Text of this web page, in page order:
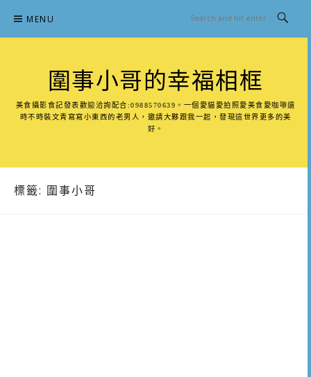
content
MENU
圍事小哥的幸福相框
美食攝影食記發表歡迎洽詢配合:0988570639。一個愛貓愛拍照愛美食愛咖啡還
時不時裝文青寫寫小東西的老男人，邀請大夥跟我一起，發現這世界更多的美
好。
標籤: 圍事小哥